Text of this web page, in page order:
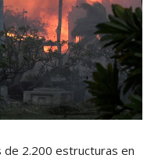
2.200 estructuras en